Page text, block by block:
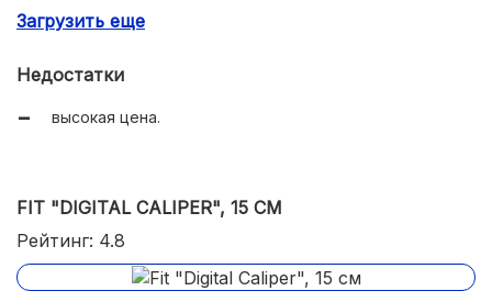
автоматическая установка нуля.
Загрузить еще
Недостатки
высокая цена.
FIT "DIGITAL CALIPER", 15 СМ
Рейтинг: 4.8